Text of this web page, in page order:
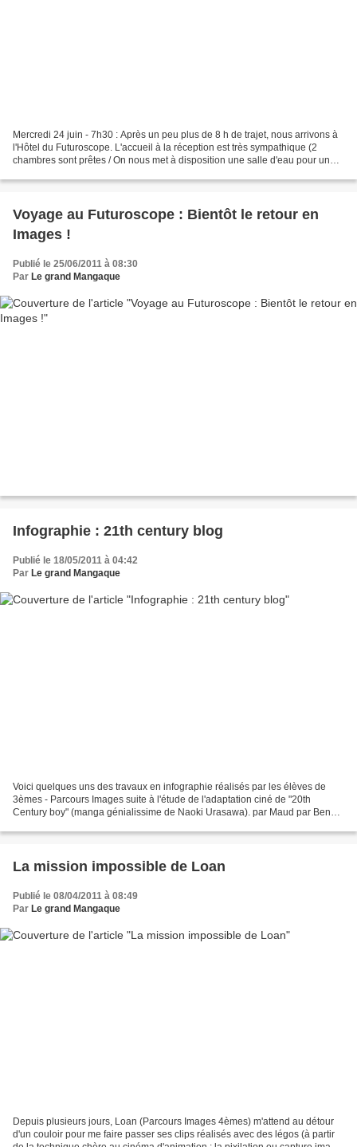
Mercredi 24 juin - 7h30 : Après un peu plus de 8 h de trajet, nous arrivons à
l'Hôtel du Futuroscope. L'accueil à la réception est très sympathique (2
chambres sont prêtes / On nous met à disposition une salle d'eau pour une
Voyage au Futuroscope : Bientôt le retour en
Images !
Publié le 25/06/2011 à 08:30
Par Le grand Mangaque
Infographie : 21th century blog
Publié le 18/05/2011 à 04:42
Par Le grand Mangaque
Voici quelques uns des travaux en infographie réalisés par les élèves de
3èmes - Parcours Images suite à l'étude de l'adaptation ciné de "20th
Century boy" (manga génialissime de Naoki Urasawa). par Maud par Benoit
La mission impossible de Loan
Publié le 08/04/2011 à 08:49
Par Le grand Mangaque
Depuis plusieurs jours, Loan (Parcours Images 4èmes) m'attend au détour
d'un couloir pour me faire passer ses clips réalisés avec des légos (à partir